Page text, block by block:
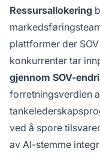
Ressursallokering
plattformer der
konkurrenter tar
gjennom SOV-
forretningsverdien
ved å spore
av AI-stemme